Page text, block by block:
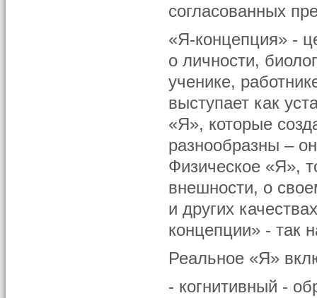
согласованных
«Я-концепция» -
о личности,
ученике,
выступает как
«Я», которые
разнообразны –
Физическое «Я»,
внешности, о
и других
концепции» - так
Реальное «Я»
- когнитивный -